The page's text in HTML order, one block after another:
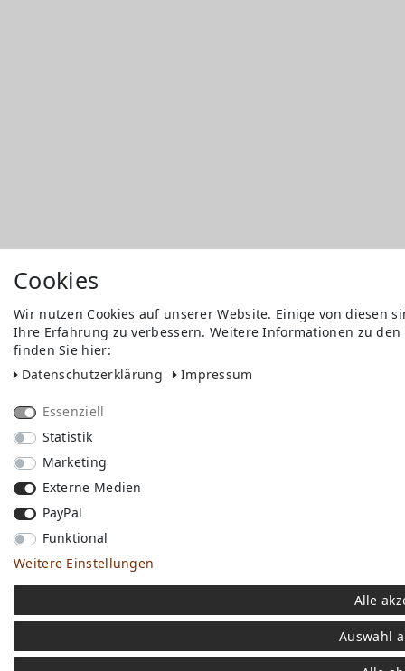
Cookies
Wir nutzen Cookies auf unserer Website. Einige von diesen
Ihre Erfahrung zu verbessern. Weitere Informationen zu
finden Sie hier:
Daten­schutz­erklärung
Impressum
Essenziell
Statistik
Marketing
Externe Medien
PayPal
Funktional
Weitere Einstellungen
Alle
Auswahl